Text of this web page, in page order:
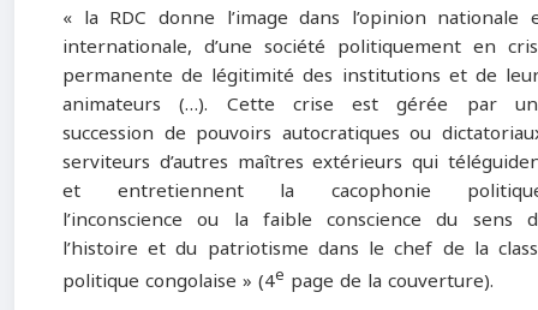
« la RDC donne l’image dans l’opinion nationale
internationale, d’une société politiquement en
permanente de légitimité des institutions et de
animateurs (…). Cette crise est gérée par
succession de pouvoirs autocratiques ou
serviteurs d’autres maîtres extérieurs qui
et entretiennent la cacophonie
l’inconscience ou la faible conscience du sens
l’histoire et du patriotisme dans le chef de la
politique congolaise » (4e page de la couverture).